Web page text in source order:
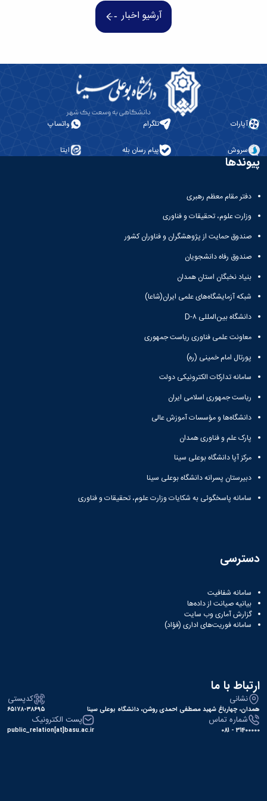
پژوهش
فناوری
آرشیو اخبار
آپارات تلگرام واتساپ
سروش پیام رسان بله ایتا
پیوندها
دفتر مقام معظم رهبری
وزارت علوم، تحقیقات و فناوری
صندوق حمایت از پژوهشگران و فناوران کشور
صندوق رفاه دانشجویان
بنیاد نخبگان استان همدان
شبکه آزمایشگاه‌های علمی ایران(شاعا)
دانشگاه بین‌المللی D-۸
معاونت علمی فناوری ریاست جمهوری
پورتال امام خمینی (ره)
سامانه تدارکات الکترونیکی دولت
ریاست جمهوری اسلامی ایران
دانشگاه‌ها و مؤسسات آموزش عالی
پارک علم و فناوری همدان
مرکز آپا دانشگاه بوعلی سینا
دبیرستان پسرانه دانشگاه بوعلی سینا
سامانه پاسخگوئی به شکایات وزارت علوم، تحقیقات و فناوری
دسترسی
سامانه شفافیت
بیانیه صیانت از داده‌ها
گزارش آماری وب‌ سایت
سامانه فوریت‌های اداری (فؤاد)
ارتباط با ما
نشانی
همدان، چهارباغ شهید مصطفی احمدی روشن، دانشگاه بوعلی سینا
کدپستی
۶۵۱۷۸-۳۸۶۹۵
شماره تماس
31400000 - 081
پست الکترونیک
public_relation[at]basu.ac.ir